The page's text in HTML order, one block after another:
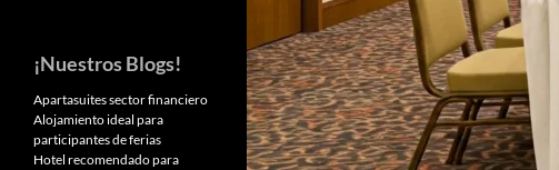
¡Nuestros Blogs!
Apartasuites sector financiero
Alojamiento ideal para
participantes de ferias
Hotel recomendado para